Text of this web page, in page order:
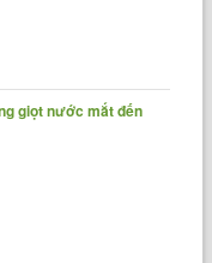
giọt nước mắt đến